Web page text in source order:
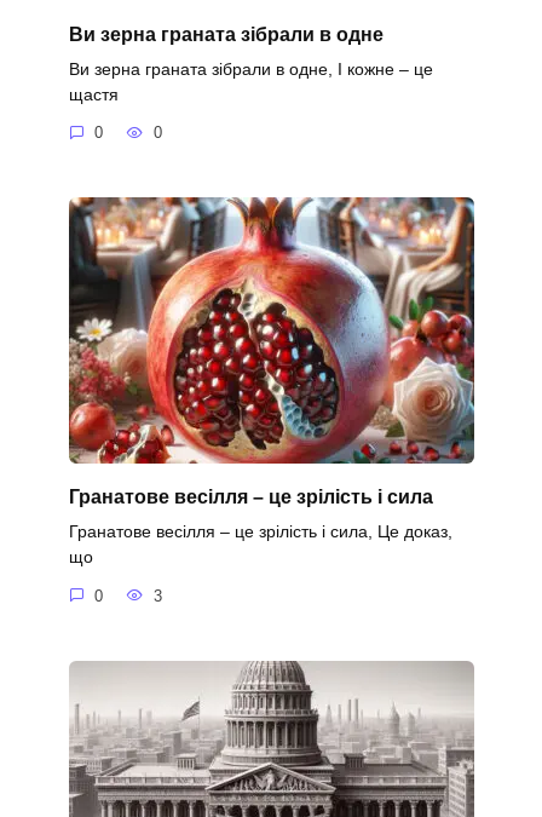
Ви зерна граната зібрали в одне
Ви зерна граната зібрали в одне, І кожне – це
щастя
0 0
Гранатове весілля – це зрілість і сила
Гранатове весілля – це зрілість і сила, Це доказ,
що
0 3